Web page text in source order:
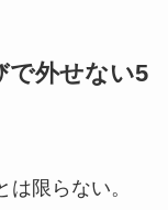
で外せない5
限らない。